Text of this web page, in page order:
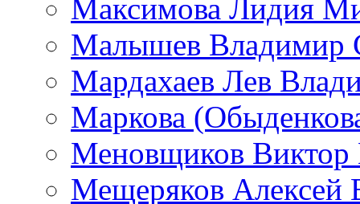
Максимова Лидия
Малышев Владимир
Мардахаев Лев
Маркова
Меновщиков
Мещеряков Алексей